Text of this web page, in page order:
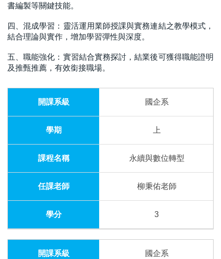
書編製等關鍵技能。
四、混成學習：靈活運用業師授課與實務連結之教學模式，
結合理論與實作，增加學習彈性與深度。
五、職能強化：實習結合實務探討，結業後可獲得職能證明
及推甄推薦，有效銜接職場。
國企系
上
永續與數位轉型
柳秉佑老師
3
國企系